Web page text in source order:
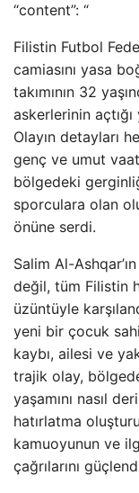
“content”: “
Filistin Futbol
camiasını yasa
takımının 32
askerlerinin
Olayın detayları
genç ve umut
bölgedeki
sporculara olan
önüne serdi.
Salim Al-
değil, tüm Filistin
üzüntüyle
yeni bir çocuk
kaybı, ailesi ve
trajik olay,
yaşamını nasıl
hatırlatma
kamuoyunun ve
çağrılarını